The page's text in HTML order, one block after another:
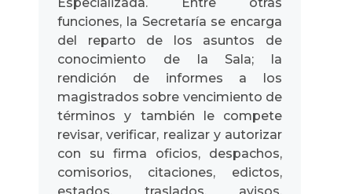
funciones, la Secretaría se encarga
del reparto de los asuntos de
conocimiento de la Sala; la
rendición de informes a los
magistrados sobre vencimiento de
términos y también le compete
revisar, verificar, realizar y autorizar
con su firma oficios, despachos,
comisorios, citaciones, edictos,
estados, traslados, avisos,